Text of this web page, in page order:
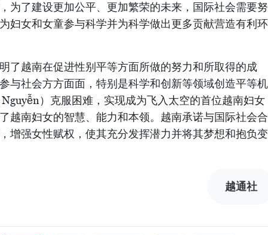
为了建设更加公平、更加繁荣的未来，国际社会需要努
妇女和女童参与科学并为科学做出更多贡献营造有利环
了越南在促进性别平等方面所做的努力和所取得的成
与社会方方面面，特别是科学和创新等领域创造平等机
）克服困难，实现成为飞入太空的首位越南妇女
越南妇女的智慧、能力和本领。越南承诺与国际社会合
增强女性赋权，使其充分发挥潜力并将其梦想和抱负变
越通社